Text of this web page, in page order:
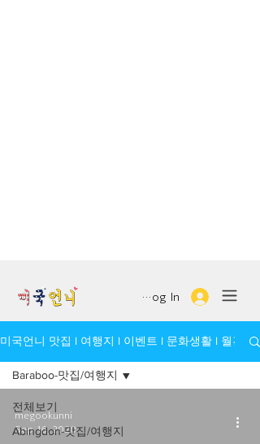
Log In
미국언니 맛집 l 여행지 l 이벤트 l 문화생활 l 월간 모
전체보기
Abingdon-맛집/여행지
Baraboo-맛집/여행지
megookunni
Sep 16, 2020